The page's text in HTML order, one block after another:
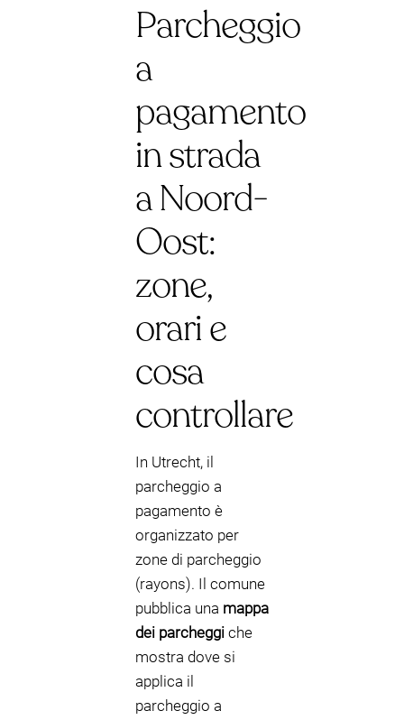
Parcheggio
a
pagamento
in strada
a Noord-
Oost:
zone,
orari e
cosa
controllare
In Utrecht, il
parcheggio a
pagamento è
organizzato per
zone di parcheggio
(rayons). Il comune
pubblica una mappa
dei parcheggi che
mostra dove si
applica il
parcheggio a